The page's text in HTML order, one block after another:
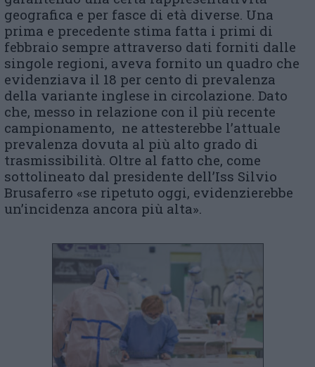
geografica e per fasce di età diverse. Una
prima e precedente stima fatta i primi di
febbraio sempre attraverso dati forniti dalle
singole regioni, aveva fornito un quadro che
evidenziava il 18 per cento di prevalenza
della variante inglese in circolazione. Dato
che, messo in relazione con il più recente
campionamento, ne attesterebbe l’attuale
prevalenza dovuta al più alto grado di
trasmissibilità. Oltre al fatto che, come
sottolineato dal presidente dell’Iss Silvio
Brusaferro «se ripetuto oggi, evidenzierebbe
un’incidenza ancora più alta».